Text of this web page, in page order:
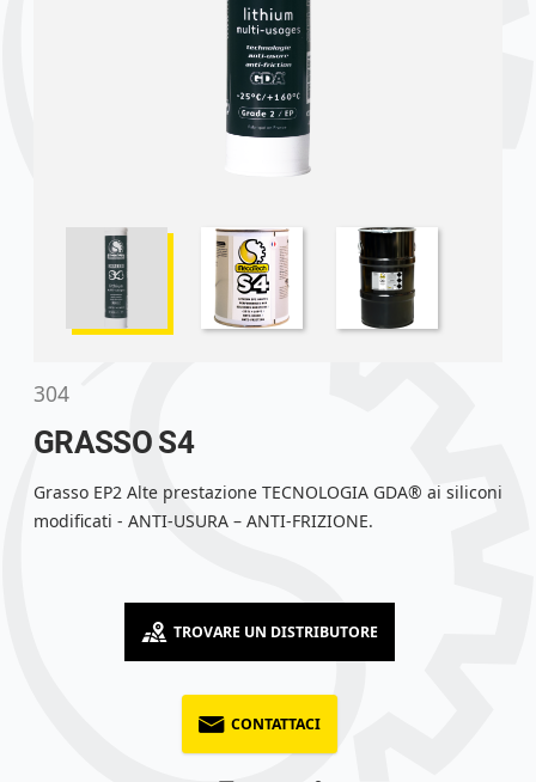
304
GRASSO S4
Grasso EP2 Alte prestazione TECNOLOGIA GDA® ai siliconi
modificati - ANTI-USURA – ANTI-FRIZIONE.
TROVARE UN DISTRIBUTORE
CONTATTACI